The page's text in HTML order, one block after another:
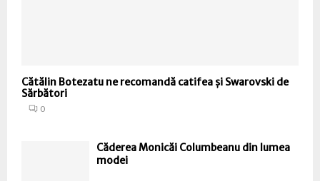
Cătălin Botezatu ne recomandă catifea și Swarovski de
Sărbători
0
Căderea Monicăi Columbeanu din lumea
modei